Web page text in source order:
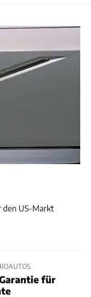
den US-Markt
für